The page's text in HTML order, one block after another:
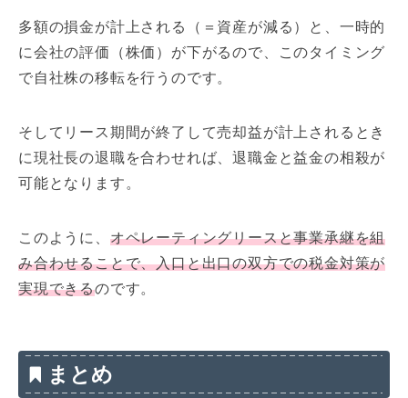
多額の損金が計上される（＝資産が減る）と、一時的
に会社の評価（株価）が下がるので、このタイミング
で自社株の移転を行うのです。
そしてリース期間が終了して売却益が計上されるとき
に現社長の退職を合わせれば、退職金と益金の相殺が
可能となります。
このように、 オペレーティングリースと事業承継を組
み合わせることで、入口と出口の双方での税金対策が
実現できるのです。
まとめ